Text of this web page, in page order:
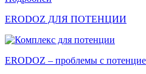
ERODOZ ДЛЯ ПОТЕНЦИИ
ERODOZ – проблемы с